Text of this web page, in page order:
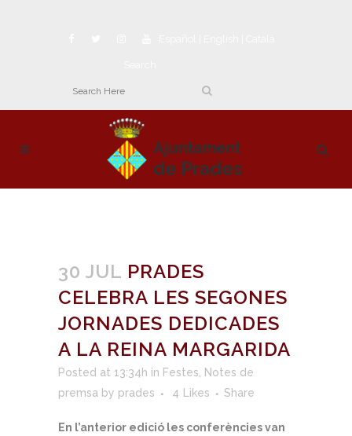
30 JUL PRADES
CELEBRA LES SEGONES
JORNADES DEDICADES
A LA REINA MARGARIDA
Posted at 13:34h in Festes
Notes de
premsa by prades 4 Likes Share
En l’anterior edició les conferències van